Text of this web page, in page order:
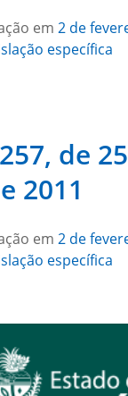
em 2 de
específica
de
2011
em 2 de
específica